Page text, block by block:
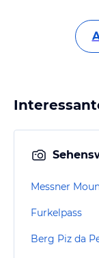
Furkelpass
Berg Piz da